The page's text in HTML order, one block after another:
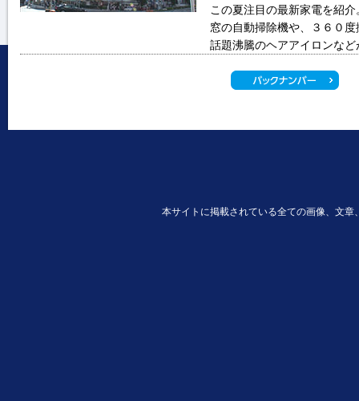
この夏注目の最新家電を紹介
窓の自動掃除機や、３６０
話題沸騰のヘアアイロンなど
本サイトに掲載されている全ての画像、文